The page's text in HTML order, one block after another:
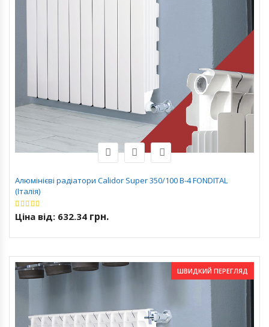
Алюмінієві радіатори Calidor Super 350/100 B-4 FONDITAL
(Італія)
Ціна від: 632.34 грн.
ШВИДКИЙ ПЕРЕГЛЯД